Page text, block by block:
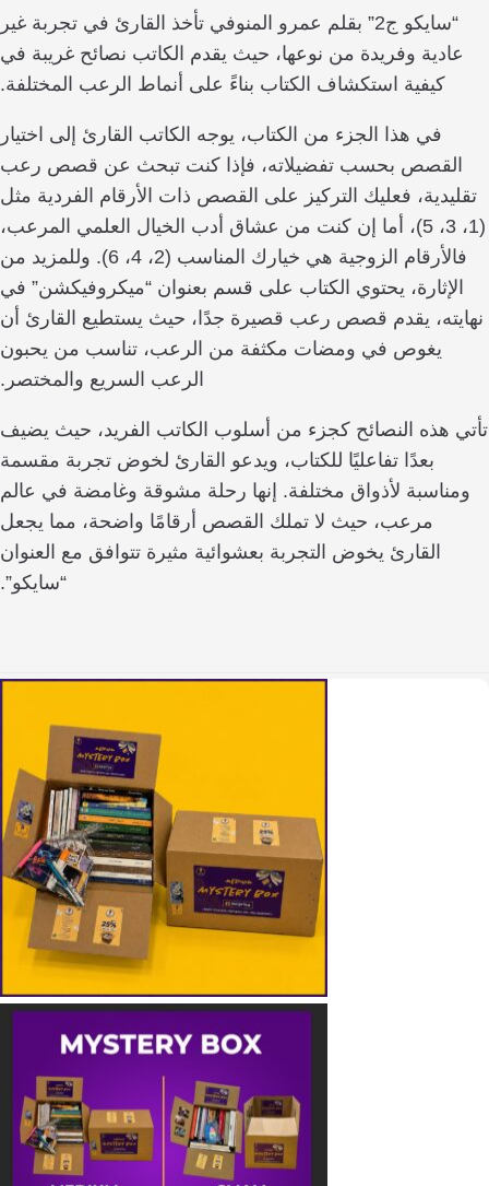
“سايكو ج2” بقلم عمرو المنوفي تأخذ القارئ في تجربة غير
وفريدة من نوعها، حيث يقدم الكاتب نصائح غريبة في
كيفية استكشاف الكتاب بناءً على أنماط الرعب المختلفة.
في هذا الجزء من الكتاب، يوجه الكاتب القارئ إلى اختيار
بحسب تفضيلاته، فإذا كنت تبحث عن قصص رعب
فعليك التركيز على القصص ذات الأرقام الفردية مثل
(1، 3، 5)، أما إن كنت من عشاق أدب الخيال العلمي المرعب،
فالأرقام الزوجية هي خيارك المناسب (2، 4، 6). وللمزيد من
يحتوي الكتاب على قسم بعنوان “ميكروفيكشن” في
يقدم قصص رعب قصيرة جدًا، حيث يستطيع القارئ أن
يغوص في ومضات مكثفة من الرعب، تناسب من يحبون
الرعب السريع والمختصر.
هذه النصائح كجزء من أسلوب الكاتب الفريد، حيث يضيف
بعدًا تفاعليًا للكتاب، ويدعو القارئ لخوض تجربة مقسمة
لأذواق مختلفة. إنها رحلة مشوقة وغامضة في عالم
مرعب، حيث لا تملك القصص أرقامًا واضحة، مما يجعل
القارئ يخوض التجربة بعشوائية مثيرة تتوافق مع العنوان
“سايكو”.